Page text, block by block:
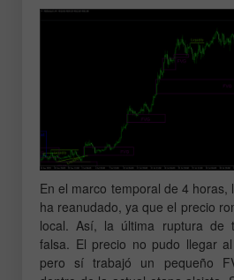
En el marco temporal de 4 horas,
ha reanudado, ya que el precio
local. Así, la última ruptura de
falsa. El precio no pudo llegar
pero sí trabajó un pequeño